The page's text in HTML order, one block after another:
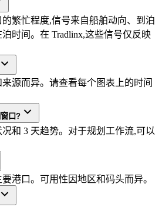
繁忙程度,信号来自船舶动向、到泊
泊时间。在 Tradlinx,这些信号仅反映
源而异。请查看每个图表上的时间
口?
和 3 天趋势。对于规划工作流,可以
港口。可用性因地区和码头而异。